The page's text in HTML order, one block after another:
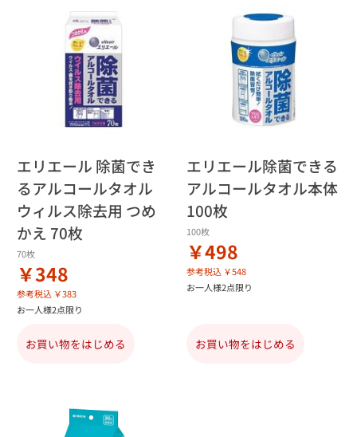
エリエール 除菌でき
るアルコールタオル
ウィルス除去用 つめ
かえ 70枚
70枚
￥348
参考税込 ￥383
お一人様2点限り
お買い物をはじめる
エリエール除菌できる
アルコールタオル本体
100枚
100枚
￥498
参考税込 ￥548
お一人様2点限り
お買い物をはじめる